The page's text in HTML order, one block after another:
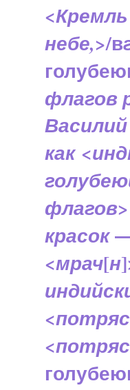
<
небе,>/в
флагов
как <
флагов
красок
<мрач[н
<
<